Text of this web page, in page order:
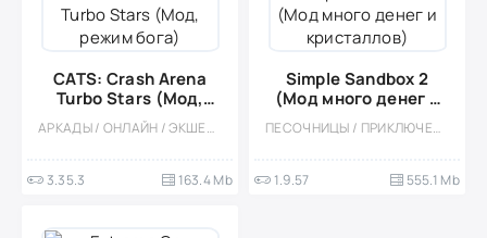
CATS: Crash Arena
Turbo Stars (Мод,
режим бога)
АРКАДЫ / ОНЛАЙН / ЭКШЕНЫ / МОД / МНОГОПОЛЬЗОВАТЕЛЬСКАЯ / СОРЕВНОВАТЕЛЬНАЯ / СТИЛИЗАЦИЯ / ДРАКИ / КАЗУАЛЬНЫЕ / ВСТРОЕННЫЙ КЕШ
3.35.3 163.4 Mb
Simple Sandbox 2
(Мод много денег и
кристаллов)
ПЕСОЧНИЦЫ / ПРИКЛЮЧЕНИЕ / СИМУЛЯТОРЫ / КАЗУАЛЬНЫЕ / МНОГОПОЛЬЗОВАТЕЛЬСКАЯ / ОДНОПОЛЬЗОВАТЕЛЬСКИЕ / СТИЛИЗАЦИЯ / ПИКСЕЛЬНАЯ / ОФЛАЙН / МОД / БОЛЬШАЯ
1.9.57 555.1 Mb